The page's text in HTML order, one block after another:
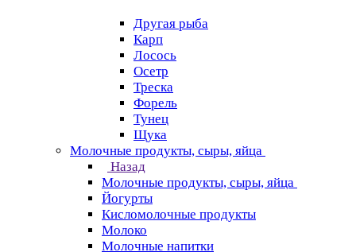
Другая рыба
Карп
Лосось
Осетр
Треска
Форель
Тунец
Щука
Молочные продукты, сыры, яйца
Назад
Молочные продукты, сыры, яйца
Йогурты
Кисломолочные продукты
Молоко
Молочные напитки